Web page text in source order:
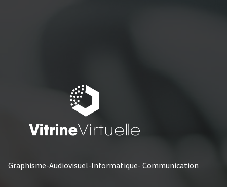
Graphisme-Audiovisuel-Informatique- Communication